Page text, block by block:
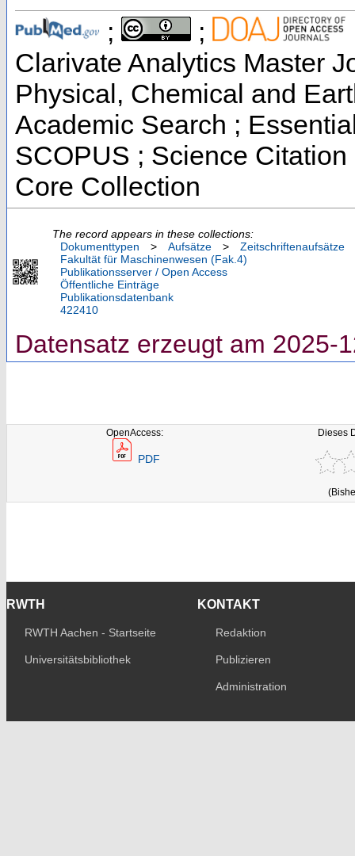
; ;
Clarivate Analytics Master
Physical, Chemical and
Academic Search ;
SCOPUS ; Science
Core Collection
The record appears in these collections:
Dokumenttypen
> Aufsätze >
Zeitschriftenaufsätze
Fakultät für Maschinenwesen (Fak.4)
Publikationsserver / Open Access
Öffentliche Einträge
Publikationsdatenbank
422410
Datensatz erzeugt am 2025-
OpenAccess:
PDF
Dieses
RWTH
RWTH Aachen - Startseite
Universitätsbibliothek
KONTAKT
Redaktion
Publizieren
Administration